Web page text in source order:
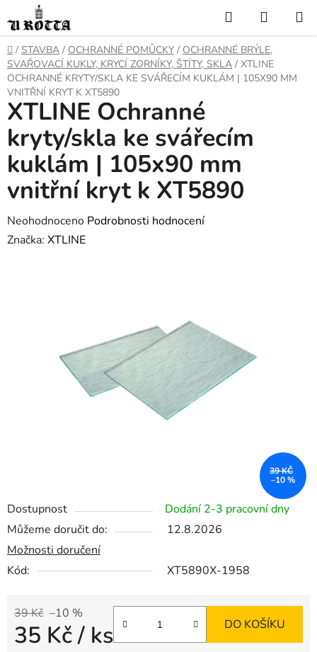
na
obsah
Hledat
KOŠÍK
DOMŮ
/ STAVBA / OCHRANNÉ POMŮCKY / OCHRANNÉ BRÝLE,
SVAŘOVACÍ KUKLY, KRYCÍ ZORNÍKY, ŠTÍTY, SKLA / XTLINE
OCHRANNÉ KRYTY/SKLA KE SVÁŘECÍM KUKLÁM | 105X90 MM
VNITŘNÍ KRYT K XT5890
Dostupnost
Dodání 2-3 pracovní dny
Můžeme doručit do:
12.8.2026
Možnosti doručení
Kód:
XT5890X-1958
39 Kč –10 %
35 Kč/ ks DO KOŠÍKU
XTLINE Ochranné
kryty/skla ke svářecím
kuklám | 105x90 mm
vnitřní kryt k XT5890
Průměrné
hodnocení
Neohodnoceno Podrobnosti hodnocení
Značka: XTLINE
39 KČ
–10 %